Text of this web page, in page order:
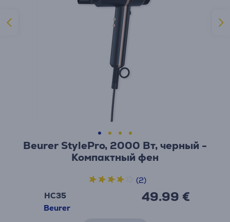
Beurer StylePro, 2000 Вт, черный -
Компактный фен
HC35
Beurer
49.99 €
(2)